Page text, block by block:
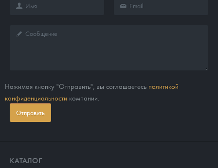
Нажимая кнопку "Отправить", вы соглашаетесь политикой
конфиденциальности компании.
Отправить
КАТАЛОГ